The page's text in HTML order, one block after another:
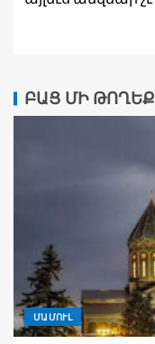
ԲԱՑ ՄԻ ԹՈՂԵՔ
ՄԱՄՈՒԼ